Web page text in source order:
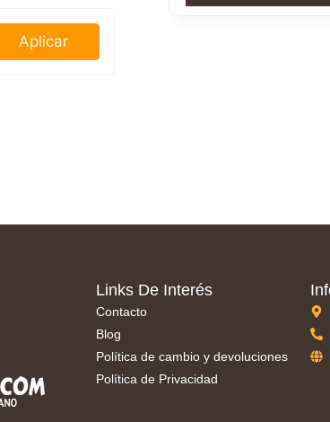
Aplicar
Links De Interés
Contacto
Blog
Política de cambio y devoluciones
Política de Privacidad